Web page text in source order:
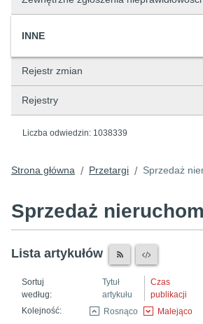
INNE
Rejestr zmian
Rejestry
Liczba odwiedzin: 1038339
Strona główna / Przetargi / Sprzedaż
Sprzedaż
Lista artykułów
Sortuj
według:
Tytuł
artykułu
Czas
publikacji
Kolejność:
Rosnąco Malejąco